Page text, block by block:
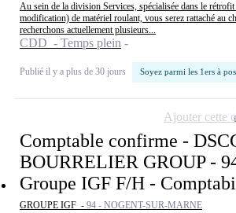
Au sein de la division Services, spécialisée dans le
modification) de matériel roulant, vous serez rattaché au
recherchons actuellement plusieurs...
CDD - Temps plein
Publié il y a plus de 30 jours Soyez parmi les 1ers à
Comptable confirme -
BOURRELIER GROUP -
Groupe IGF F/H -
GROUPE IGF - 94 - NOGENT-SUR-MARNE
Ajouter cette